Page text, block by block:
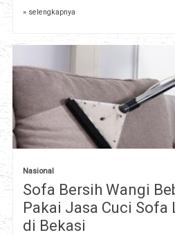
» selengkapnya
Nasional
Sofa Bersih Wangi
Pakai Jasa Cuci Sofa
di Bekasi